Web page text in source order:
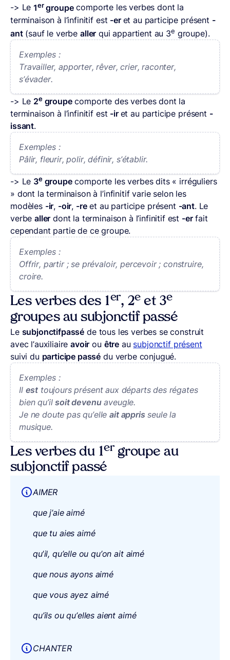
-> Le1ergroupecomporte les verbes dont la
terminaison à l’infinitif est -er et au participe présent -
ant(sauf le verbe aller qui appartient au 3e groupe).
Exemples :
Travailler, apporter, rêver, crier, raconter,
s’évader.
-> Le 2egroupecomporte des verbes dont la
terminaison à l’infinitif est -ir et au participe présent -
issant.
Exemples :
Pâlir, fleurir, polir, définir, s’établir.
-> Le 3egroupecomporte les verbes dits « irréguliers
» dont la terminaison à l’infinitif varie selon les
modèles -ir, -oir, -reet au participe présent -ant. Le
verbealler dont la terminaison à l’infinitif est -erfait
cependant partie de ce groupe.
Exemples :
Offrir, partir ; se prévaloir, percevoir ; construire,
croire.
Les verbes des 1er, 2eet 3e
groupes au subjonctif passé
Le subjonctifpassé de tous les verbes se construit
avec l’auxiliaireavoir ou être au subjonctif présent
suivi du participe passé du verbe conjugué.
Exemples :
Il est toujours présent aux départs des régates
bien qu’ilsoit devenuaveugle.
Je ne doute pas qu’elleait appris seule la
musique.
Les verbes du 1er groupe au
subjonctif passé
AIMER
que j’aie aimé
que tu aies aimé
qu’il, qu’elle ou qu’on ait aimé
que nous ayons aimé
que vous ayez aimé
qu’ils ou qu’elles aient aimé
CHANTER